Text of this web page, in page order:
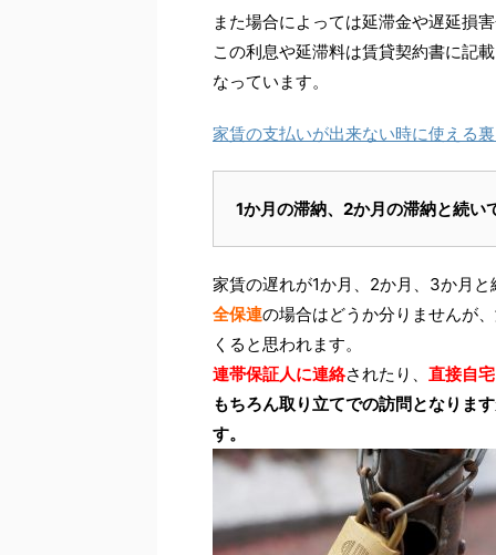
また場合によっては延滞金や遅延損
この利息や延滞料は賃貸契約書に記
なっています。
家賃の支払いが出来ない時に使える
1か月の滞納、2か月の滞納と続い
家賃の遅れが1か月、2か月、3か月
全保連の場合はどうか分りませんが
くると思われます。
連帯保証人に連絡されたり、 直接自
もちろん取り立てでの訪問となりま
す。